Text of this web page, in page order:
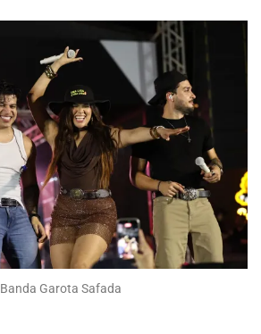
Banda Garota Safada